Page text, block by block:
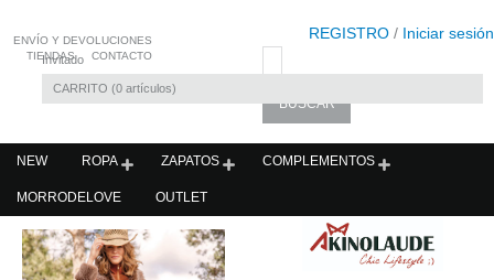
REGISTRO / Iniciar sesión
Invitado
CARRITO 0 artículos
ENVÍO Y DEVOLUCIONES
TIENDAS
CONTACTO
NEW ROPA ZAPATOS COMPLEMENTOS
MORRODELOVE OUTLET